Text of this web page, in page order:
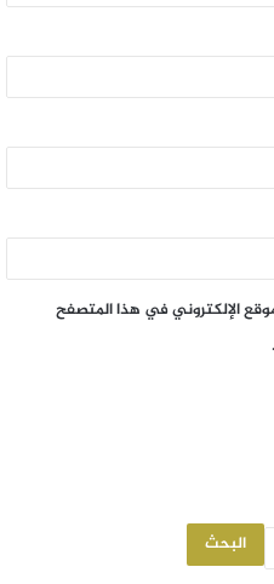
الإلكتروني في هذا المتصفح
البحث